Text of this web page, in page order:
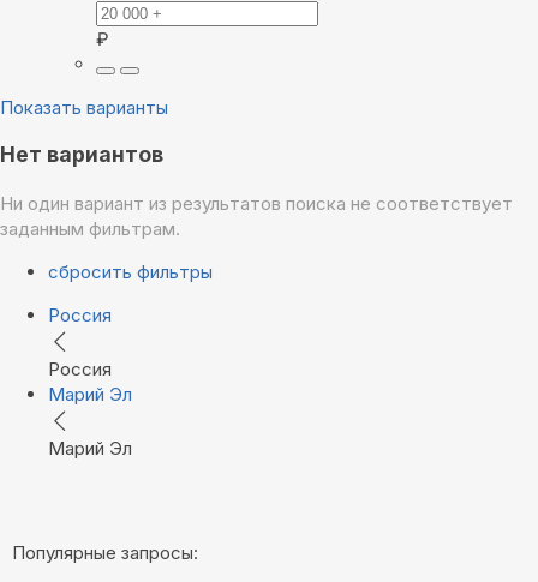
₽
Показать варианты
Нет вариантов
Ни один вариант из результатов поиска не соответствует
заданным фильтрам.
сбросить фильтры
Россия
Россия
Марий Эл
Марий Эл
Популярные запросы: